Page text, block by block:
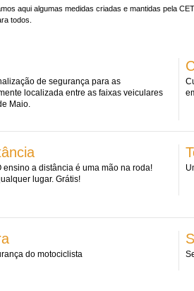
aqui algumas medidas criadas e mantidas pela
todos.
de segurança para as
localizada entre as faixas veiculares
Maio.
ensino a distância é uma mão na roda!
lugar. Grátis!
do motociclista